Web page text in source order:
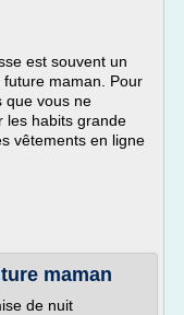
est souvent un
maman. Pour
que vous ne
les habits grande
vêtements en ligne
maman
de nuit